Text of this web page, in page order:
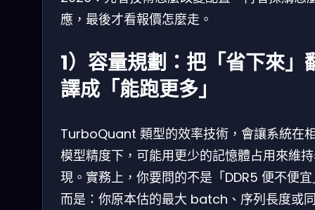
應，最後才看報價怎麼走。
1）容量規劃：把「省下來」
譯成「能跑更多」
TurboQuant 類型的效率技術，會讓系統在
模型精度下，可能用更少的記憶體占用來維
現。實務上，你要問的不是「DDR5 便不便
而是：你原本估的最大 batch、序列長度或